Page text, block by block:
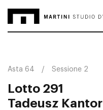
Asta 64 Sessione 2
Lotto 291
Tadeusz Kantor